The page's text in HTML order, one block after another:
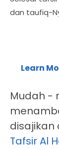
dan taufiq-
Learn
Mudah -
Tafsir Al